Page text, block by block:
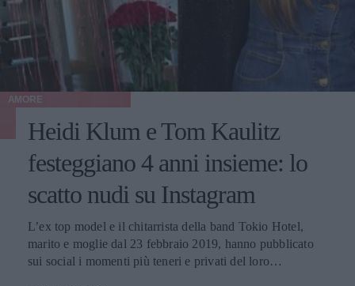
AMORE
Heidi Klum e Tom Kaulitz
festeggiano 4 anni insieme: lo
scatto nudi su Instagram
L’ex top model e il chitarrista della band Tokio Hotel,
marito e moglie dal 23 febbraio 2019, hanno pubblicato
sui social i momenti più teneri e privati del loro